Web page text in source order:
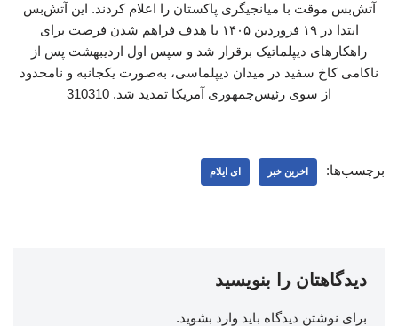
آتش‌بس موقت با میانجیگری پاکستان را اعلام کردند. این آتش‌بس
ابتدا در ۱۹ فروردین ۱۴۰۵ با هدف فراهم شدن فرصت برای
راهکارهای دیپلماتیک برقرار شد و سپس اول اردیبهشت پس از
ناکامی کاخ سفید در میدان دیپلماسی، به‌صورت یکجانبه و نامحدود
از سوی رئیس‌جمهوری آمریکا تمدید شد. 310310
برچسب‌ها: اخرین خبر ای ایلام
دیدگاهتان را بنویسید
برای نوشتن دیدگاه باید وارد بشوید.